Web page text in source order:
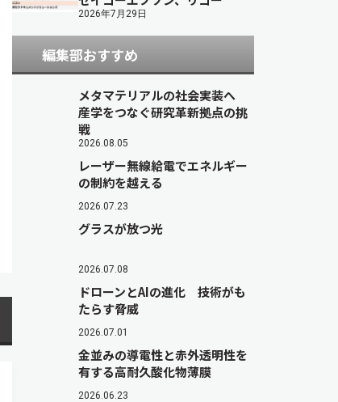
2026年7月29日
編集部おすすめ
メタマテリアルの社会実装へ
産学をつなぐ研究革新拠点の挑
戦
2026.08.05
レーザー無線給電でエネルギー
の制約を越える
2026.07.23
グラスが放つ光
2026.07.08
ドローンとAIの進化 技術がも
たらす脅威
2026.07.01
金並みの導電性と赤外透明性を
有する高耐久酸化物薄膜
2026.06.23